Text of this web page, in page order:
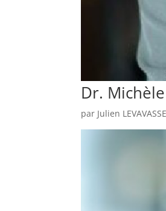
Dr. Michèle
par Julien